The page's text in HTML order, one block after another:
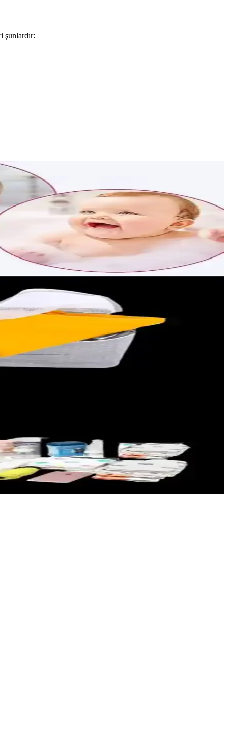
şunlardır:
sağlığı korunur.
üretilen bu ürünler, hem çocuklar hem de stil sahipleri
bebeklerin ihtiyaçlarına uygun çözümler sunar.
getirir, ihtiyaç duyulan malzemeleri içerir.